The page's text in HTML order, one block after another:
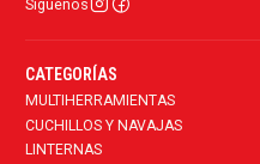
Síguenos
CATEGORÍAS
MULTIHERRAMIENTAS
CUCHILLOS Y NAVAJAS
LINTERNAS